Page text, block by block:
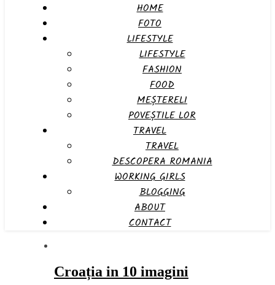
HOME
FOTO
LIFESTYLE
LIFESTYLE
FASHION
FOOD
MEȘTERELI
POVEȘTILE LOR
TRAVEL
TRAVEL
DESCOPERA ROMANIA
WORKING GIRLS
BLOGGING
ABOUT
CONTACT
Croația in 10 imagini